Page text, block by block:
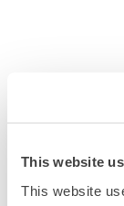
This website
This website